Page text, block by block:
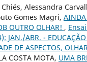
Alessandra
Gomes Magri, AINDA
OUTRO OLHAR! ,
JAN./ABR. -
DE ASPECTOS,
COSTA MOTA, UMA